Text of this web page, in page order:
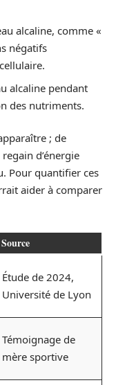
alcaline, comme «
négatifs
alcaline pendant
des nutriments.
; de
d’énergie
Pour quantifier ces
aider à comparer
Source
Étude de 2024,
Université de Lyon
Témoignage de
mère sportive